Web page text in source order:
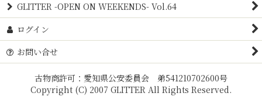
GLITTER -OPEN ON WEEKENDS- Vol.64
ログイン
お問い合せ
古物商許可：愛知県公安委員会 弟541210702600号
Copyright (C) 2007 GLITTER All Rights Reserved.